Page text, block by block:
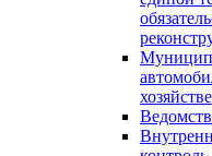
хозяйстве